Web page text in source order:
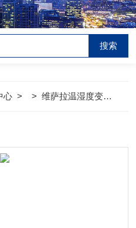
心 > >维萨拉温湿度变送器